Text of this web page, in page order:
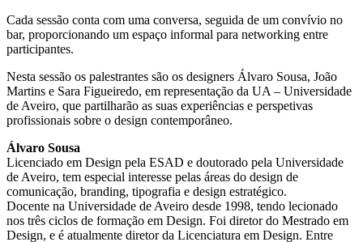
Cada sessão conta com uma conversa, seguida de um convívio no
bar, proporcionando um espaço informal para networking entre
participantes.
Nesta sessão os palestrantes são os designers Álvaro Sousa, João
Martins e Sara Figueiredo, em representação da UA – Universidade
de Aveiro, que partilharão as suas experiências e perspetivas
profissionais sobre o design contemporâneo.
Álvaro Sousa
Licenciado em Design pela ESAD e doutorado pela Universidade
de Aveiro, tem especial interesse pelas áreas do design de
comunicação, branding, tipografia e design estratégico.
Docente na Universidade de Aveiro desde 1998, tendo lecionado
nos três ciclos de formação em Design. Foi diretor do Mestrado em
Design, e é atualmente diretor da Licenciatura em Design. Entre